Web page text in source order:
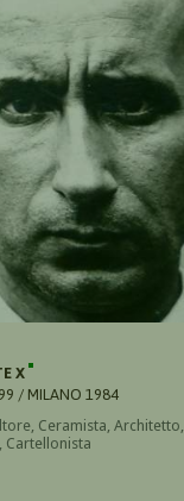
X
/ MILANO 1984
Ceramista, Architetto,
Cartellonista